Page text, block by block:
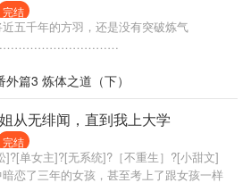
完结
五千年的方羽，还是没有突破炼气
外篇3 炼体之道（下）
从无绯闻，直到我上大学
完结
]?[单女主]?[无系统]?［不重生］?[小甜文]
恋了三年的女孩，甚至考上了跟女孩一样